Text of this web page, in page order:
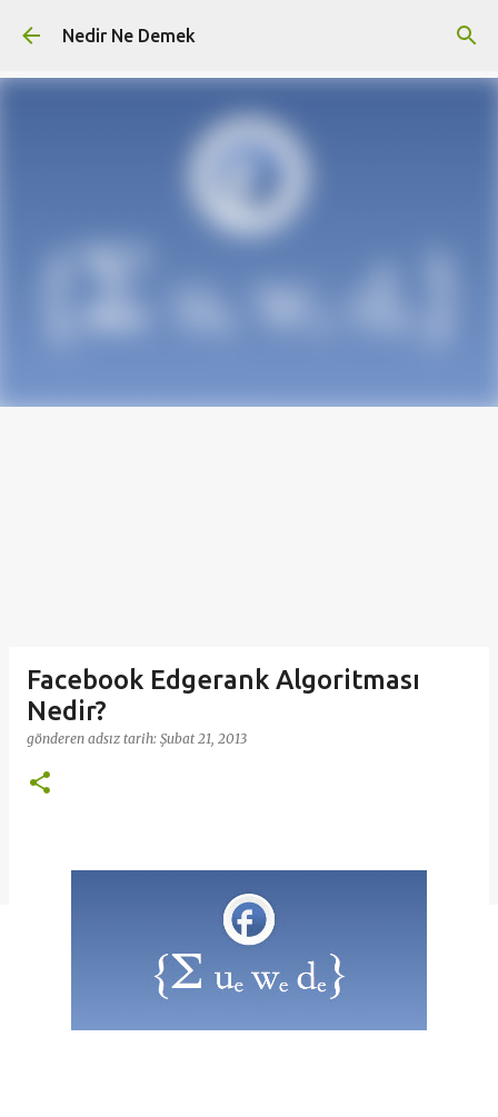
Ana içeriğe atla
Nedir Ne Demek
Facebook Edgerank Algoritması
Nedir?
gönderen adsız tarih: Şubat 21, 2013